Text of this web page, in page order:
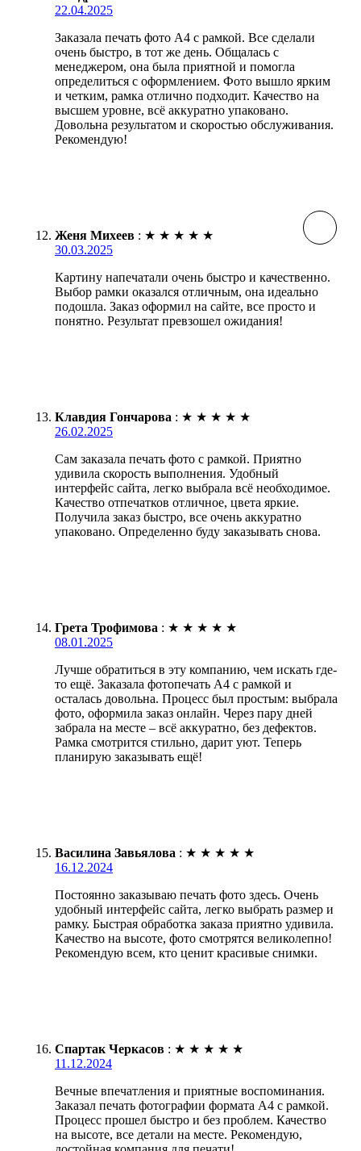
22.04.2025
Заказала печать фото А4 с рамкой. Все сделали
очень быстро, в тот же день. Общалась с
менеджером, она была приятной и помогла
определиться с оформлением. Фото вышло ярким
и четким, рамка отлично подходит. Качество на
высшем уровне, всё аккуратно упаковано.
Довольна результатом и скоростью обслуживания.
Рекомендую!
Женя Михеев : ★ ★ ★ ★ ★
30.03.2025
Картину напечатали очень быстро и качественно.
Выбор рамки оказался отличным, она идеально
подошла. Заказ оформил на сайте, все просто и
понятно. Результат превзошел ожидания!
Клавдия Гончарова : ★ ★ ★ ★ ★
26.02.2025
Сам заказала печать фото с рамкой. Приятно
удивила скорость выполнения. Удобный
интерфейс сайта, легко выбрала всё необходимое.
Качество отпечатков отличное, цвета яркие.
Получила заказ быстро, все очень аккуратно
упаковано. Определенно буду заказывать снова.
Грета Трофимова : ★ ★ ★ ★ ★
08.01.2025
Лучше обратиться в эту компанию, чем искать где-
то ещё. Заказала фотопечать А4 с рамкой и
осталась довольна. Процесс был простым: выбрала
фото, оформила заказ онлайн. Через пару дней
забрала на месте – всё аккуратно, без дефектов.
Рамка смотрится стильно, дарит уют. Теперь
планирую заказывать ещё!
Василина Завьялова : ★ ★ ★ ★ ★
16.12.2024
Постоянно заказываю печать фото здесь. Очень
удобный интерфейс сайта, легко выбрать размер и
рамку. Быстрая обработка заказа приятно удивила.
Качество на высоте, фото смотрятся великолепно!
Рекомендую всем, кто ценит красивые снимки.
Спартак Черкасов : ★ ★ ★ ★ ★
11.12.2024
Вечные впечатления и приятные воспоминания.
Заказал печать фотографии формата А4 с рамкой.
Процесс прошел быстро и без проблем. Качество
на высоте, все детали на месте. Рекомендую,